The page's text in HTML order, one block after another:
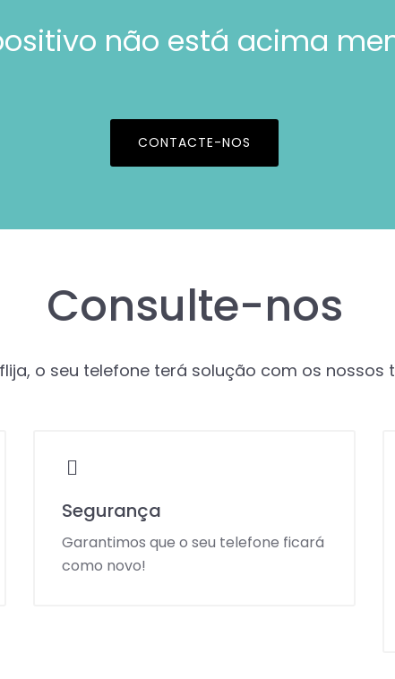
não está acima
CONTACTE-NOS
Consulte-nos
o seu telefone terá solução com os nossos
Segurança
Garantimos que o seu telefone ficará
como novo!